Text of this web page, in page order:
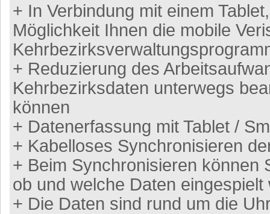
+ In Verbindung mit einem
Möglichkeit Ihnen die mobile
+ Reduzierung des
Kehrbezirksdaten unterwegs
können
+ Datenerfassung mit Tablet /
+ Kabelloses Synchronisieren
+ Beim Synchronisieren können
ob und welche Daten eingespielt
+ Die Daten sind rund um die